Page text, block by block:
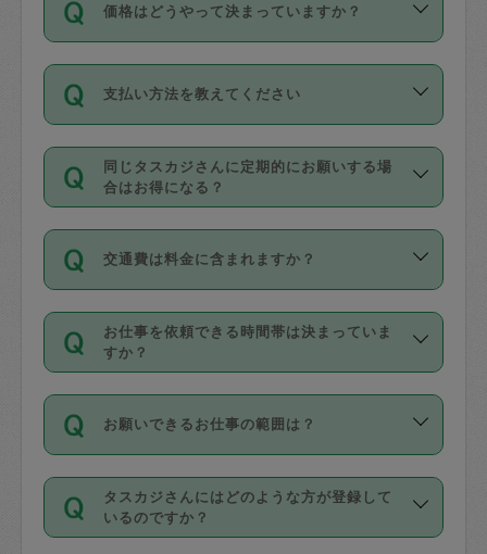
超えて依頼したい場合は、延長機能をご
利用ください。機能をご利用いただくに
の上事前申請することが必要です。な
お、3時間を下回っても、値引き等はござ
いません。
価格はどうやって決まっていますか？
11種類の価格帯の中からタスカジさん自
身が価格を選んで設定しています。
タスカジさんの価格設定には最初は制限
があり、レビュー件数、レビューの平均
値、などで除々に設定可能な最高額が上
がっていく仕組みになっています。
支払い方法を教えてください
お支払方法はクレジットカード（Visa／
Master／JCB／AMERICAN EXPRESS／
Diners Club）のみとなります。
を行う際にご入力ください。プロフィー
ル登録時にはご入力いただかなくても大
丈夫です。
デビットカード・プリペイドカード（Vプ
リカ、au WALLETなど）は支払にはご利
銀行振込や現金払いも対応していませ
なお、タスカジさんの交通費も、依頼料
金のご請求と合わせてお支払いとなりま
同じタスカジさんに定期的にお願いする場
合はお得になる？
依頼には「スポット」と「定期（毎週｜
隔週）」があり、「定期」の依頼は「ス
ポット」よりお得な料金でご利用できま
す。
定期の最低利用回数は設けていない代わ
りに、一定数を超えたキャンセルは有償
（例：毎週定期の場合は３回以上のキャ
ンセルが有償（1200円、隔週定期の場合
は２回以上のキャンセルが有償（1200
交通費は料金に含まれますか？
交通費は依頼料金とは別途発生し、依頼
料金のご請求と合わせてお支払いとなり
ます。交通費の金額は「依頼の詳細」に
お仕事を依頼できる時間帯は決まっていま
すか？
時間帯は3種類あります。いずれも１回あ
たり３時間です。
・ＡＭ ９時～１２時
・ＰＭ １３時～１６時
・夜 １８時～２１時
お願いできるお仕事の範囲は？
掃除、整理収納、洗濯、買い物、料理、
作り置きです。タスカジさんによってで
きる仕事の範囲が異なりますので、依頼
タスカジさんにはどのような方が登録して
いるのですか？